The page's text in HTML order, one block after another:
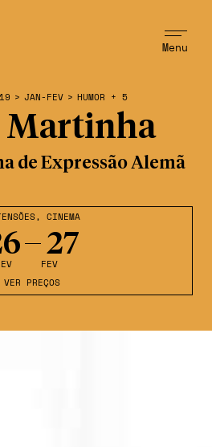
Menu
, CINEMA
27
FEV
VER PREÇOS
> JAN-FEV > HUMOR + 5
Martinha
de Expressão Alemã